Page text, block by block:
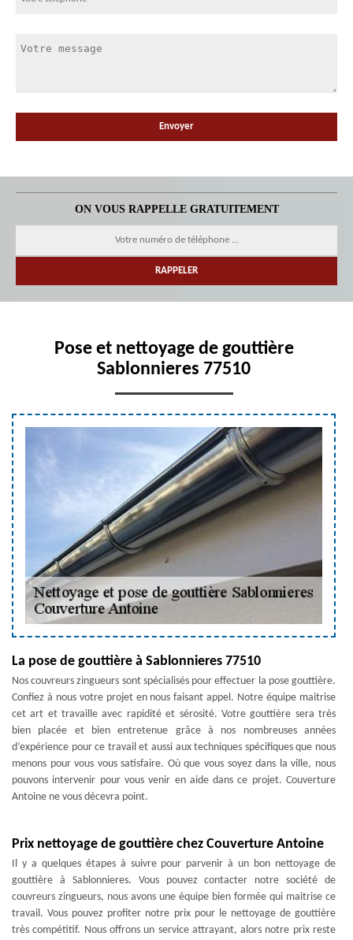
ON VOUS RAPPELLE GRATUITEMENT
Pose et nettoyage de gouttière
Sablonnieres 77510
La pose de gouttière à Sablonnieres 77510
Nos couvreurs zingueurs sont spécialisés pour effectuer la pose gouttière.
Confiez à nous votre projet en nous faisant appel. Notre équipe maitrise
cet art et travaille avec rapidité et sérosité. Votre gouttière sera très
bien placée et bien entretenue grâce à nos nombreuses années
d’expérience pour ce travail et aussi aux techniques spécifiques que nous
menons pour vous vous satisfaire. Où que vous soyez dans la ville, nous
pouvons intervenir pour vous venir en aide dans ce projet. Couverture
Antoine ne vous décevra point.
Prix nettoyage de gouttière chez Couverture Antoine
Il y a quelques étapes à suivre pour parvenir à un bon nettoyage de
gouttière à Sablonnieres. Vous pouvez contacter notre société de
couvreurs zingueurs, nous avons une équipe bien formée qui maitrise ce
travail. Vous pouvez profiter notre prix pour le nettoyage de gouttière
très compétitif. Nous offrons un service attrayant, alors notre prix reste